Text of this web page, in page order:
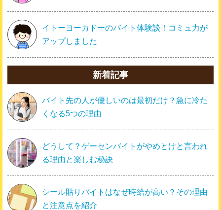
イトーヨーカドーのバイト体験談！コミュ力が
アップしました
新着記事
バイト先の人が優しいのは最初だけ？急に冷た
くなる5つの理由
どうして？ゲーセンバイトがやめとけと言われ
る理由と楽しむ秘訣
シール貼りバイトはなぜ時給が高い？その理由
と注意点を紹介